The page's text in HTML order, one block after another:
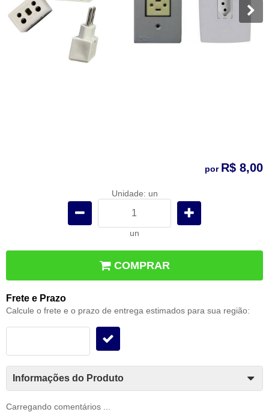
por R$ 8,00
Unidade: un
un
COMPRAR
Frete e Prazo
Calcule o frete e o prazo de entrega estimados para sua região:
Informações do Produto
Carregando comentários ...